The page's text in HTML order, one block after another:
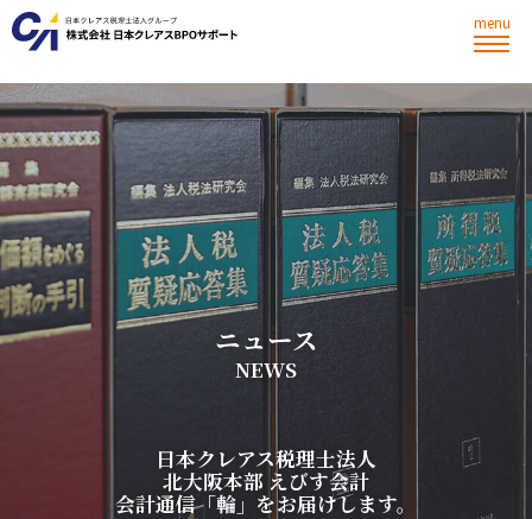
menu
ニュース
NEWS
日本ク レアス税理士法人
北大阪本部 えびす会計
会計通信「輪 」 をお届けします。